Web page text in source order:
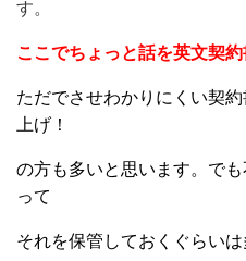
す。
ここでちょっと話を英文契
ただでさせわかりにくい契
上げ！
の方も多いと思います。で
って
それを保管しておくぐらい